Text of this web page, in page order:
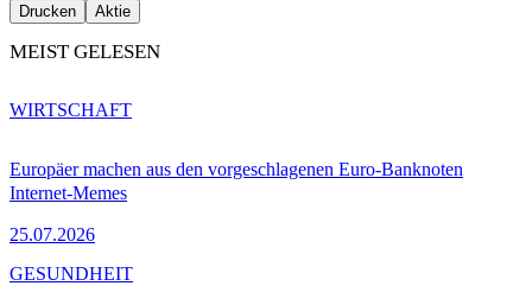
Drucken Aktie
MEIST GELESEN
Europäer machen aus den vorgeschlagenen Euro-Banknoten
Internet-Memes
25.07.2026
WIRTSCHAFT
GESUNDHEIT